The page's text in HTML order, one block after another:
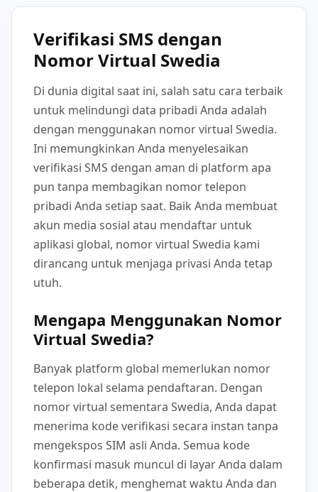
Verifikasi SMS dengan
Nomor Virtual Swedia
Di dunia digital saat ini, salah satu cara terbaik
untuk melindungi data pribadi Anda adalah
dengan menggunakan nomor virtual Swedia.
Ini memungkinkan Anda menyelesaikan
verifikasi SMS dengan aman di platform apa
pun tanpa membagikan nomor telepon
pribadi Anda setiap saat. Baik Anda membuat
akun media sosial atau mendaftar untuk
aplikasi global, nomor virtual Swedia kami
dirancang untuk menjaga privasi Anda tetap
utuh.
Mengapa Menggunakan Nomor
Virtual Swedia?
Banyak platform global memerlukan nomor
telepon lokal selama pendaftaran. Dengan
nomor virtual sementara Swedia, Anda dapat
menerima kode verifikasi secara instan tanpa
mengekspos SIM asli Anda. Semua kode
konfirmasi masuk muncul di layar Anda dalam
beberapa detik, menghemat waktu Anda dan